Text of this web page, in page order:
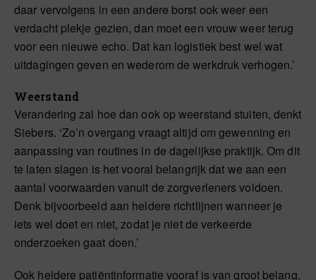
daar vervolgens in een andere borst ook weer een
verdacht plekje gezien, dan moet een vrouw weer terug
voor een nieuwe echo. Dat kan logistiek best wel wat
uitdagingen geven en wederom de werkdruk verhogen.’
Weerstand
Verandering zal hoe dan ook op weerstand stuiten, denkt
Siebers. ‘Zo’n overgang vraagt altijd om gewenning en
aanpassing van routines in de dagelijkse praktijk. Om dit
te laten slagen is het vooral belangrijk dat we aan een
aantal voorwaarden vanuit de zorgverleners voldoen.
Denk bijvoorbeeld aan heldere richtlijnen wanneer je
iets wel doet en niet, zodat je niet de verkeerde
onderzoeken gaat doen.’
Ook heldere patiëntinformatie vooraf is van groot belang,